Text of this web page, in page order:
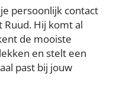
persoonlijk contact
Hij komt al
de mooiste
en stelt een
past bij jouw